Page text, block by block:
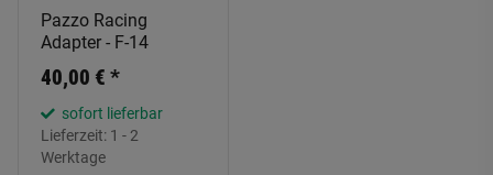
Pazzo Racing
Adapter - F-14
40,00 € *
sofort lieferbar
Lieferzeit: 1 - 2
Werktage